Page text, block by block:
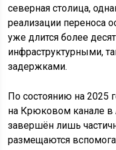
северная столица,
реализации переноса
уже длится более
инфраструктурными,
задержками.
По состоянию на 2025
на Крюковом канале в
завершён лишь
размещаются